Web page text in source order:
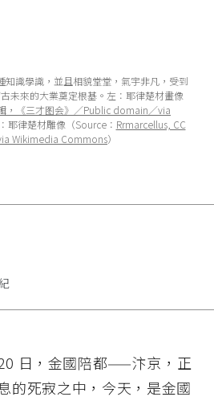
知識學識，並且相貌堂堂，氣宇非凡，受到
未來的大業奠定根基。左：耶律楚材畫像
，《三才图会》／Public domain／via
耶律楚材雕像（Source： Rrmarcellus, CC
Wikimedia Commons）
日，金國陪都——汴京，正
的死寂之中，今天，是金國